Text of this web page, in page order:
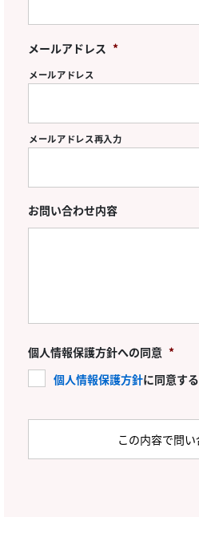
メールアドレス *
メールアドレス
メールアドレス再入力
お問い合わせ内容
個人情報保護方針への同意 *
個人情報保護方針に同意する